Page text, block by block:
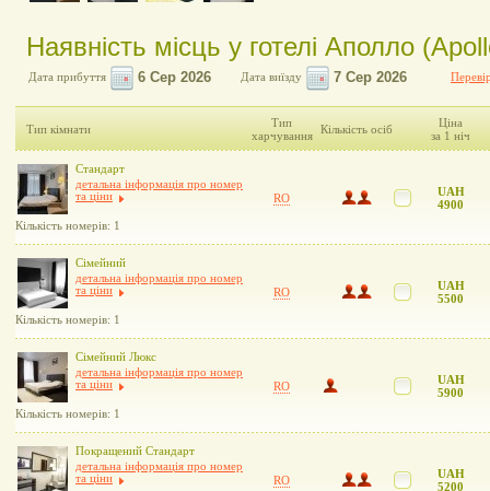
Наявність місць у готелі Аполло
Дата прибуття Дата виїзду
Тип кімнати
Тип
харчування
Кількість осіб
Ціна
за 1 ніч
Стандарт
детальна інформація про номер
та ціни
Кількість номерів: 1
RO
UAH
4900
Сімейний
детальна інформація про номер
та ціни
Кількість номерів: 1
RO
UAH
5500
Сімейний Люкс
детальна інформація про номер
та ціни
Кількість номерів: 1
RO
UAH
5900
Покращений Стандарт
детальна інформація про номер
та ціни
RO
UAH
5200